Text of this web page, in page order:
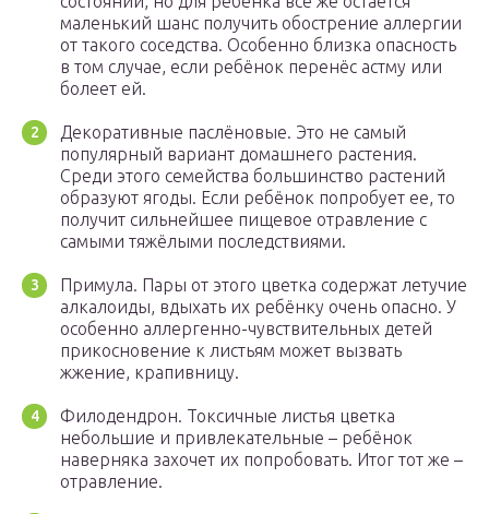
маленький шанс получить обострение аллергии
от такого соседства. Особенно близка опасность
в том случае, если ребёнок перенёс астму или
болеет ей.
Декоративные паслёновые. Это не самый
популярный вариант домашнего растения.
Среди этого семейства большинство растений
образуют ягоды. Если ребёнок попробует ее, то
получит сильнейшее пищевое отравление с
самыми тяжёлыми последствиями.
Примула. Пары от этого цветка содержат летучие
алкалоиды, вдыхать их ребёнку очень опасно. У
особенно аллергенно-чувствительных детей
прикосновение к листьям может вызвать
жжение, крапивницу.
Филодендрон. Токсичные листья цветка
небольшие и привлекательные – ребёнок
наверняка захочет их попробовать. Итог тот же –
отравление.